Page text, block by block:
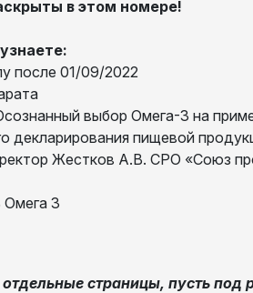
в этом номере!
после 01/09/2022
выбор Омега-3 на
декларирования пищевой
Жестков А.В. СРО «Союз
Омега 3
страницы, пусть под